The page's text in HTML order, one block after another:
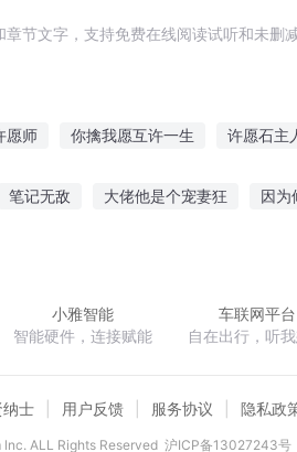
节文字，支持免费在线阅读试听和未删
愿师 你擒我愿互许一生 许愿石主
笔记无敌 大佬他是个宠妻狂 因为
小雅智能
智能硬件，连接赋能
车联网平台
自在出行，听
士 用户反馈 服务协议 隐私政
ALL Rights Reserved 沪ICP备13027243号